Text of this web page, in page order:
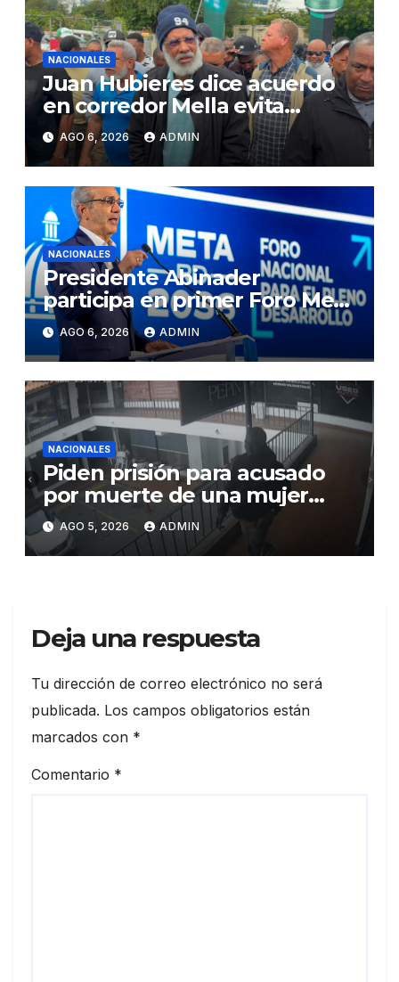
NACIONALES
Juan Hubieres dice acuerdo
en corredor Mella evita
conflictos innecesarios
AGO 6, 2026 ADMIN
NACIONALES
Presidente Abinader
participa en primer Foro Meta
RD 2036 con miras a impulsar
el crecimiento económico,
fortalecer las instituciones y
elevar la productividad
AGO 6, 2026 ADMIN
NACIONALES
Piden prisión para acusado
por muerte de una mujer
durante intento de robo en
plaza comercial en Piantini
AGO 5, 2026 ADMIN
Deja una respuesta
Tu dirección de correo electrónico no será
publicada. Los campos obligatorios están
marcados con *
Comentario *